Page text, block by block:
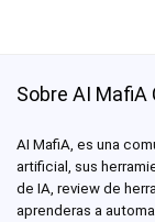
Sobre AI MafiA
AI MafiA, es una
artificial, sus
de IA, review de
aprenderas a